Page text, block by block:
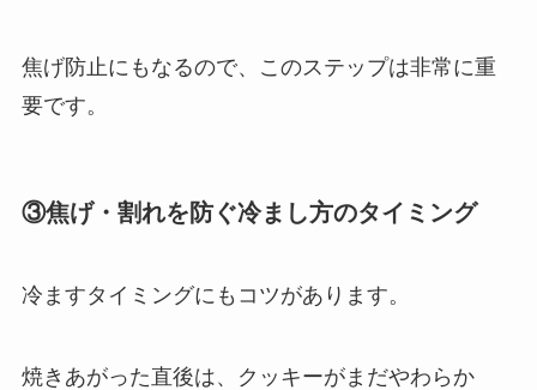
焦げ防止にもなるので、このステップは非常に重
要です。
③焦げ・割れを防ぐ冷まし方のタイミング
冷ますタイミングにもコツがあります。
焼きあがった直後は、クッキーがまだやわらか